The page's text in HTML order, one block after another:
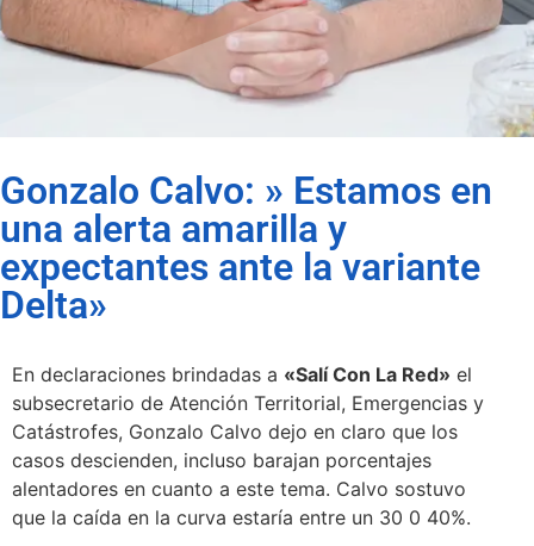
Gonzalo Calvo: » Estamos en
una alerta amarilla y
expectantes ante la variante
Delta»
En declaraciones brindadas a «Salí Con La Red» el
subsecretario de Atención Territorial, Emergencias y
Catástrofes, Gonzalo Calvo dejo en claro que los
casos descienden, incluso barajan porcentajes
alentadores en cuanto a este tema. Calvo sostuvo
que la caída en la curva estaría entre un 30 0 40%.